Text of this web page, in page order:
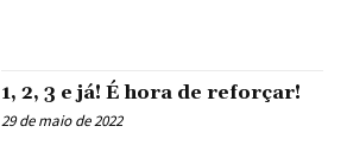
1, 2, 3 e já! É hora de reforçar!
29 de maio de 2022